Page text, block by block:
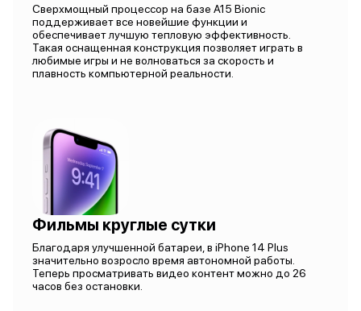
Сверхмощный процессор на базе A15 Bionic
поддерживает все новейшие функции и
обеспечивает лучшую тепловую эффективность.
Такая оснащенная конструкция позволяет играть в
любимые игры и не волноваться за скорость и
плавность компьютерной реальности.
Фильмы круглые сутки
Благодаря улучшенной батареи, в iPhone 14 Plus
значительно возросло время автономной работы.
Теперь просматривать видео контент можно до 26
часов без остановки.